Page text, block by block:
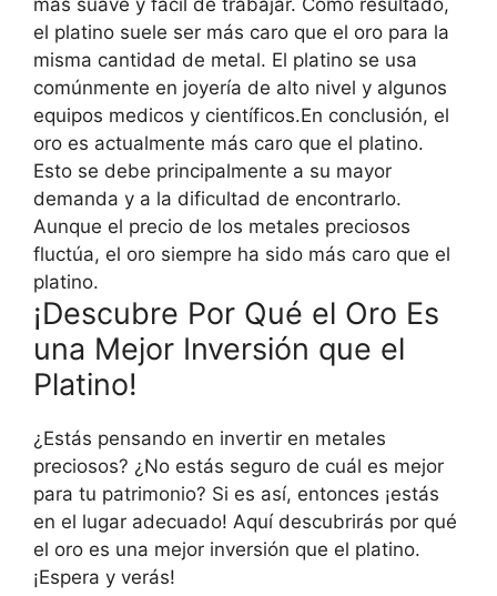
más suave y fácil de trabajar. Como resultado,
el platino suele ser más caro que el oro para la
misma cantidad de metal. El platino se usa
comúnmente en joyería de alto nivel y algunos
equipos medicos y científicos.En conclusión, el
oro es actualmente más caro que el platino.
Esto se debe principalmente a su mayor
demanda y a la dificultad de encontrarlo.
Aunque el precio de los metales preciosos
fluctúa, el oro siempre ha sido más caro que el
platino.
¡Descubre Por Qué el Oro Es
una Mejor Inversión que el
Platino!
¿Estás pensando en invertir en metales
preciosos? ¿No estás seguro de cuál es mejor
para tu patrimonio? Si es así, entonces ¡estás
en el lugar adecuado! Aquí descubrirás por qué
el oro es una mejor inversión que el platino.
¡Espera y verás!